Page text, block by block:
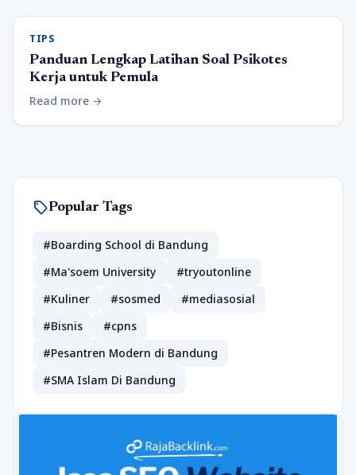
TIPS
Panduan Lengkap Latihan Soal Psikotes
Kerja untuk Pemula
Read more arrow_forward
sellPopular Tags
#Boarding School di Bandung
#Ma'soem University
#tryoutonline
#Kuliner
#sosmed
#mediasosial
#Bisnis
#cpns
#Pesantren Modern di Bandung
#SMA Islam Di Bandung